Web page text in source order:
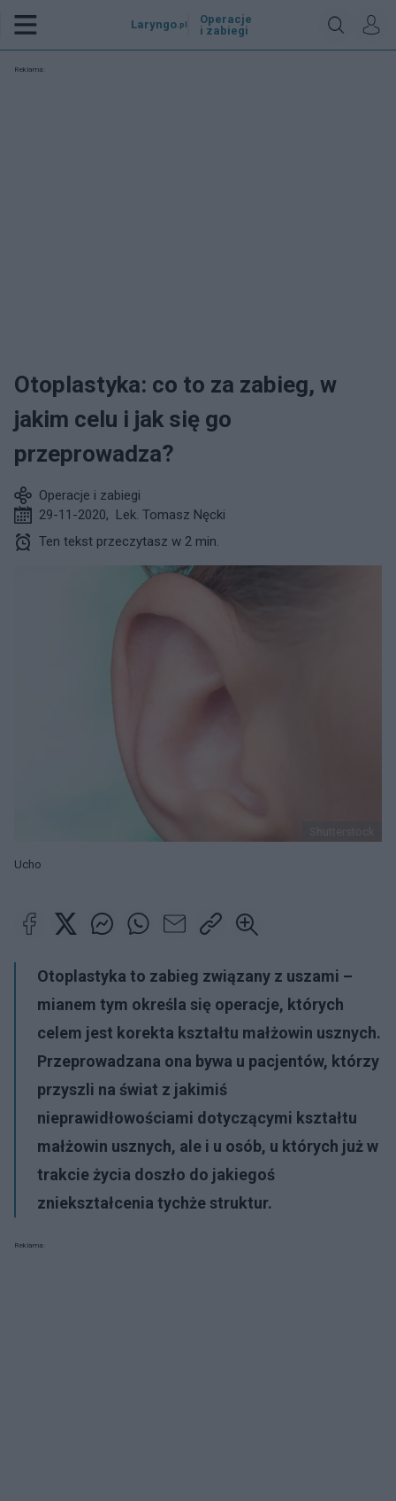
Laryngo.pl
Operacje
i zabiegi
Reklama:
Otoplastyka: co to za zabieg, w
jakim celu i jak się go
przeprowadza?
Operacje i zabiegi
29-11-2020, Lek. Tomasz Nęcki
Ten tekst przeczytasz w 2 min.
Ucho
Otoplastyka to zabieg związany z uszami –
mianem tym określa się operacje, których
celem jest korekta kształtu małżowin usznych.
Przeprowadzana ona bywa u pacjentów, którzy
przyszli na świat z jakimiś
nieprawidłowościami dotyczącymi kształtu
małżowin usznych, ale i u osób, u których już w
trakcie życia doszło do jakiegoś
zniekształcenia tychże struktur.
Reklama: